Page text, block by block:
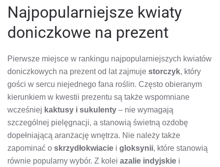
Najpopularniejsze kwiaty
doniczkowe na prezent
Pierwsze miejsce w rankingu najpopularniejszych kwiatów
doniczkowych na prezent od lat zajmuje storczyk, który
gości w sercu niejednego fana roślin. Często obieranym
kierunkiem w kwestii prezentu są także wspomniane
wcześniej kaktusy i sukulenty – nie wymagają
szczególnej pielęgnacji, a stanowią świetną ozdobę
dopełniającą aranżację wnętrza. Nie należy także
zapominać o skrzydłokwiacie i gloksynii, które stanowią
równie popularny wybór. Z kolei azalie indyjskie i